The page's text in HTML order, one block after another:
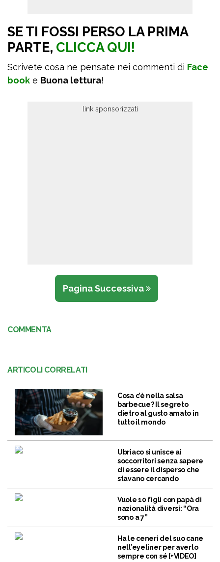
SE TI FOSSI PERSO LA PRIMA
PARTE, CLICCA QUI!
Scrivete cosa ne pensate nei commenti di Face
book e Buona lettura!
Pagina Successiva
COMMENTA
ARTICOLI CORRELATI
Cosa c’è nella salsa
barbecue? Il segreto
dietro al gusto amato in
tutto il mondo
Ubriaco si unisce ai
soccorritori senza sapere
di essere il disperso che
stavano cercando
Vuole 10 figli con papà di
nazionalità diversi: “Ora
sono a 7”
Ha le ceneri del suo cane
nell’eyeliner per averlo
sempre con sé [+VIDEO]